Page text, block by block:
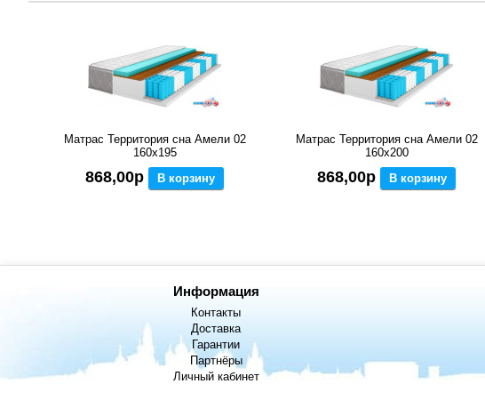
Матрас Территория сна Амели 02
160x195
868,00р В корзину
Матрас Территория сна Амели 02
160x200
868,00р В корзину
Информация
Контакты
Доставка
Гарантии
Партнёры
Личный кабинет